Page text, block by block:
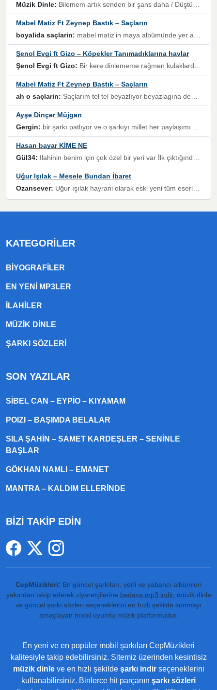
Müzik Dinle: Bilemem artık senden bir şans daha / Düştüğün zaman ben olmayacağım yanında” dizeleri, artık geçmişin tekrarına izin verilmeyeceğini, kişisel sınırların çizildiğini gösteriyor.
Mabel Matiz Ft Zeynep Bastık – Saçların
boyalida saçlarin: mabel matiz'in maya albümünde yer alan güzellerden. parça da şarkı hani! müzikal altyapısına vurulduğum, sözlerinde kaybolduğum bir parça olmuş.
Şenol Evgi ft Gizo – Köpekler Tanımadıklarına havlar
Şenol Evgi ft Gizo: Bir kere dinlememe rağmen kulaklardan gitmiyor sen sen sen sen kurban ol sen sen sen sen hayran ol yükses ses müzik dinleme sebebisiniz canlar bomba gibi patladınız maşallah
Mabel Matiz Ft Zeynep Bastık – Saçların
ah o saçlarin: Saçlarım tel tel beyazlıyor beyazlagına degil yanımda sen yoksun ona üzülüyorum günler bir bir geçiyor geçen günlere değil sensiz geçen günlere darılıyorum,Dinledikce asla kavusamayacagim ama asla unutamicagim sevdiğim adam için yanar içim
Ayşe Dinçer Müjgan
Gergin: bir şarkı patlıyor ve o şarkıyı millet her paylaşımın altına koyuyor ve öyle bir durum hal alıyor ki şarkıyı dinlemeden şarkıdan bikıyorsun Ama bu enteresan bir şekilde dillere dolanıyor millet olarak seviyoruz dertlerle boğuşurken bir yandan da göbek atmayi))) diyeceklerim bu kadar güzel hoş bir sayfa emeğinize sağlık arkadaşlar kolay gelsin
Hasan bayar KİME NE
Gül34: Ilahinin benim için çok özel bir yeri var İlk çıktığında komşum ne kadar yüksek sesle dinliyorsa orada duymuştum ve YouTube'dan aratıp Bu ilahiyi bulmuştum ve sonra müdavimi oldum günlük Ben de 3-5 kere dinleyip ezberleyip artık ilahiye bende eşlik ediyorum yüksek sesle Allah razı olsun hizmet nimettir Rabbim sizin zahmetlerinize de hayırlı nimetler versin Selam ve dua ile Allah'a emanet olun
Uğur Işılak – Mesele Bundan İbaret
Ozansever: Uğur ışılak hayrani olarak eski yeni tüm eserlerini keyifle huzurla dinleyenlerden birisiyim, emeğine saygı duyan gönül veren bunu en güzel şekilde sevenlerine ulaştıran siz değerli sayfa yöneticilerine de teşekkür ederim
KATEGORILER
BIYOGRAFILER
EN YENI MP3LER
ILAHILER
MÜZIK DINLE
ŞARKI SÖZLERI
SON YAZILAR
SIBEL CAN – EYPIO – KIYAMAM
POIZI – BAŞIMDA BELALAR
SILA ŞAHIN – SAMET KARDEŞLER – SENINLE
BAŞLAR
GÖKHAN NAMLI – EMANET
MANTRA – KALDIM ELLERINDE
BİZİ TAKİP EDİN
CepMüzikleri: En güncel şarkıları, yerli ve yabancı albümleri
yakından takip ederek ziyaretçilerine bedava mp3 indir, müzik dinle
ve güncel şarkı sözleri seçeneklerini en hızlı şekilde sunmayı
amaçlayan mobil uyumlu müzik platformudur.
En yeni ve en popüler mobil şarkıları CepMüzikleri
kalitesiyle takip edebilirsiniz. Sitemiz üzerinden kesintisiz
müzik dinleve en hızlı şekilde şarkı indirseçeneklerini
kullanabilirsiniz. Binlerce hit parçanın şarkı sözleri